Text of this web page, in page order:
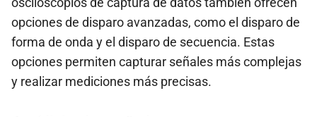
opciones de disparo avanzadas, como el disparo de
forma de onda y el disparo de secuencia. Estas
opciones permiten capturar señales más complejas
y realizar mediciones más precisas.